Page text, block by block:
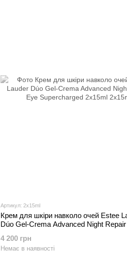
Артикул: 2x15ml
Крем для шкіри навколо очей Estee
Dúo Gel-Crema Advanced Night
4 200 грн
Немає в наявності